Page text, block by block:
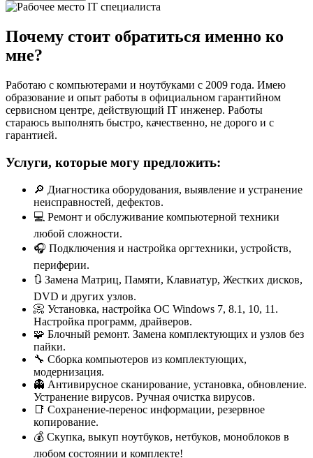
Почему стоит обратиться именно ко
мне?
Работаю с компьютерами и ноутбуками с 2009 года. Имею
образование и опыт работы в официальном гарантийном
сервисном центре, действующий IT инженер. Работы
стараюсь выполнять быстро, качественно, не дорого и с
гарантией.
Услуги, которые могу предложить:
🔎 Диагностика оборудования, выявление и устранение
неисправностей, дефектов.
💻 Ремонт и обслуживание компьютерной техники
любой сложности.
🎧 Подключения и настройка оргтехники, устройств,
периферии.
🔃 Замена Матриц, Памяти, Клавиатур, Жестких дисков,
DVD и других узлов.
📀 Установка, настройка ОС Windows 7, 8.1, 10, 11.
Настройка программ, драйверов.
🧩 Блочный ремонт. Замена комплектующих и узлов без
пайки.
🔧 Сборка компьютеров из комплектующих,
модернизация.
👻 Антивирусное сканирование, установка, обновление.
Устранение вирусов. Ручная очистка вирусов.
📑 Сохранение-перенос информации, резервное
копирование.
💰 Cкупка, выкуп ноутбуков, нетбуков, моноблоков в
любом состоянии и комплекте!